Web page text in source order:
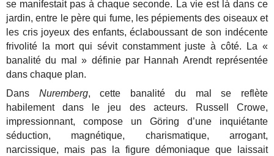
se manifestait pas à chaque seconde. La vie est là dans ce
jardin, entre le père qui fume, les pépiements des oiseaux et
les cris joyeux des enfants, éclaboussant de son indécente
frivolité la mort qui sévit constamment juste à côté. La «
banalité du mal » définie par Hannah Arendt représentée
dans chaque plan.
Dans Nuremberg, cette banalité du mal se reflète
habilement dans le jeu des acteurs. Russell Crowe,
impressionnant, compose un Göring d’une inquiétante
séduction, magnétique, charismatique, arrogant,
narcissique, mais pas la figure démoniaque que laissait